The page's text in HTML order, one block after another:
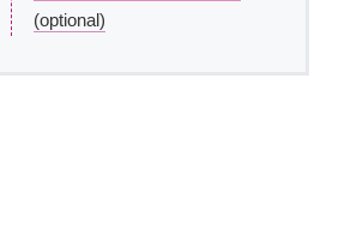
(optional)